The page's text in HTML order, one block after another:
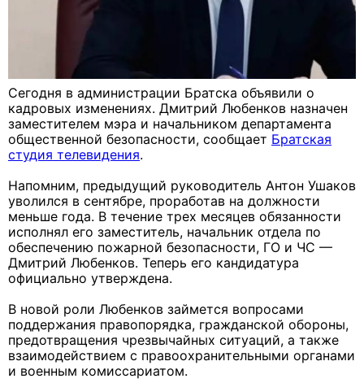
Сегодня в администрации Братска объявили о
кадровых изменениях. Дмитрий Любенков назначен
заместителем мэра и начальником департамента
общественной безопасности, сообщает Братская
студия телевидения.
Напомним, предыдущий руководитель Антон Ушаков
уволился в сентябре, проработав на должности
меньше года. В течение трех месяцев обязанности
исполнял его заместитель, начальник отдела по
обеспечению пожарной безопасности, ГО и ЧС —
Дмитрий Любенков. Теперь его кандидатура
официально утверждена.
В новой роли Любенков займется вопросами
поддержания правопорядка, гражданской обороны,
предотвращения чрезвычайных ситуаций, а также
взаимодействием с правоохранительными органами
и военным комиссариатом.